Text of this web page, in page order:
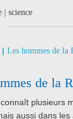
| science
Les hommes de la
de la
plusieurs
aussi dans les